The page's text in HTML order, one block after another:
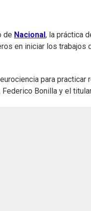
de Nacional , la práctica
en iniciar los trabajos
para practicar
Bonilla y el